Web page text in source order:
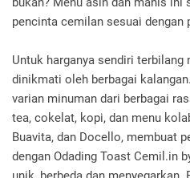
pencinta cemilan sesuai dengan
Untuk harganya sendiri
dinikmati oleh berbagai
varian minuman dari berbagai
tea, cokelat, kopi, dan menu
Buavita, dan Docello, membuat
dengan Odading Toast Cemil.in